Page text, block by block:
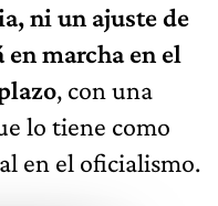
ni un ajuste de
marcha en el
, con una
lo tiene como
en el oficialismo.